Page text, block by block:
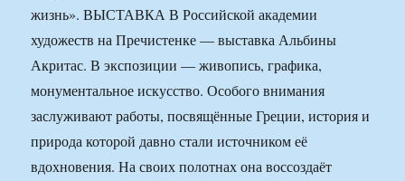
жизнь». ВЫСТАВКА В Российской академии
художеств на Пречистенке — выставка Альбины
Акритас. В экспозиции — живопись, графика,
монументальное искусство. Особого внимания
заслуживают работы, посвящённые Греции, история и
природа которой давно стали источником её
вдохновения. На своих полотнах она воссоздаёт